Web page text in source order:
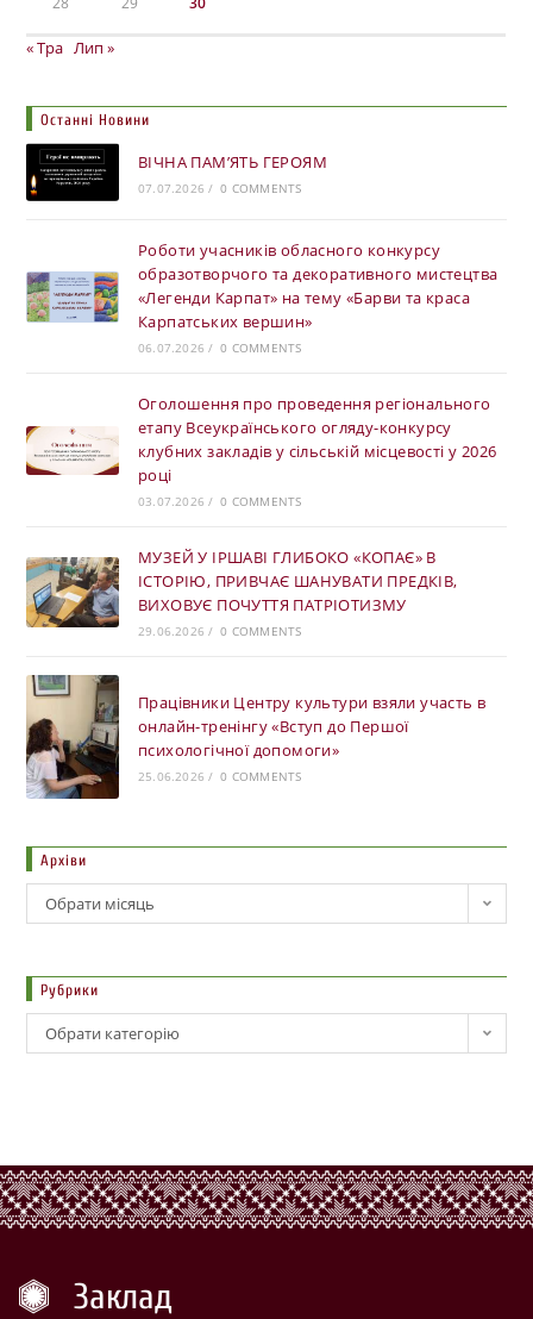
« Тра Лип »
Останні Новини
ВІЧНА ПАМ’ЯТЬ ГЕРОЯМ
07.07.2026 / 0 COMMENTS
Роботи учасників обласного конкурсу
образотворчого та декоративного мистецтва
«Легенди Карпат» на тему «Барви та краса
Карпатських вершин»
06.07.2026 / 0 COMMENTS
Оголошення про проведення регіонального
етапу Всеукраїнського огляду-конкурсу
клубних закладів у сільській місцевості у 2026
році
03.07.2026 / 0 COMMENTS
МУЗЕЙ У ІРШАВІ ГЛИБОКО «КОПАЄ» В
ІСТОРІЮ, ПРИВЧАЄ ШАНУВАТИ ПРЕДКІВ,
ВИХОВУЄ ПОЧУТТЯ ПАТРІОТИЗМУ
29.06.2026 / 0 COMMENTS
Працівники Центру культури взяли участь в
онлайн-тренінгу «Вступ до Першої
психологічної допомоги»
25.06.2026 / 0 COMMENTS
Архіви
Обрати місяць
Рубрики
Обрати категорію
Заклад